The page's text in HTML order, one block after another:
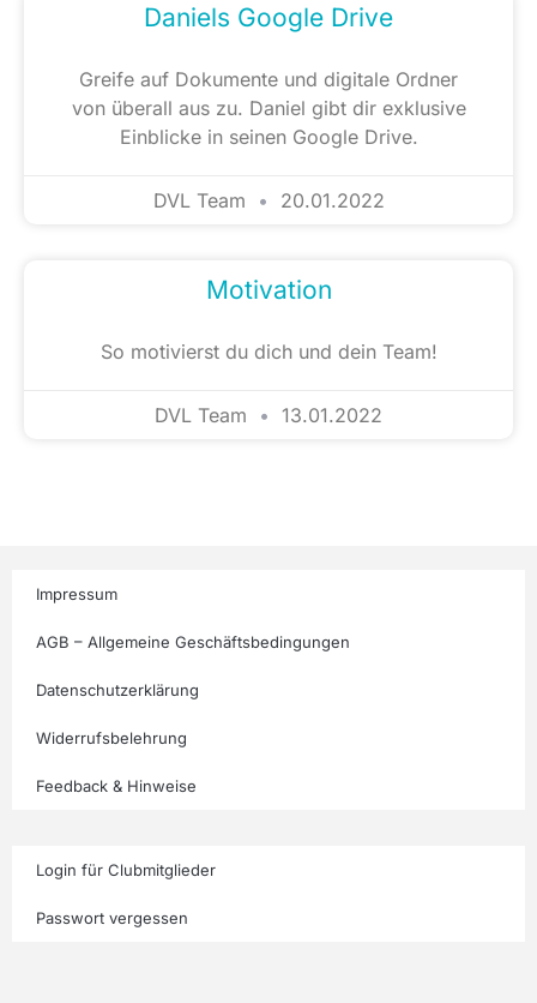
Daniels Google Drive
Greife auf Dokumente und digitale Ordner
von überall aus zu. Daniel gibt dir exklusive
Einblicke in seinen Google Drive.
DVL Team 20.01.2022
Motivation
So motivierst du dich und dein Team!
DVL Team 13.01.2022
Impressum
AGB – Allgemeine Geschäftsbedingungen
Datenschutzerklärung
Widerrufsbelehrung
Feedback & Hinweise
Login für Clubmitglieder
Passwort vergessen